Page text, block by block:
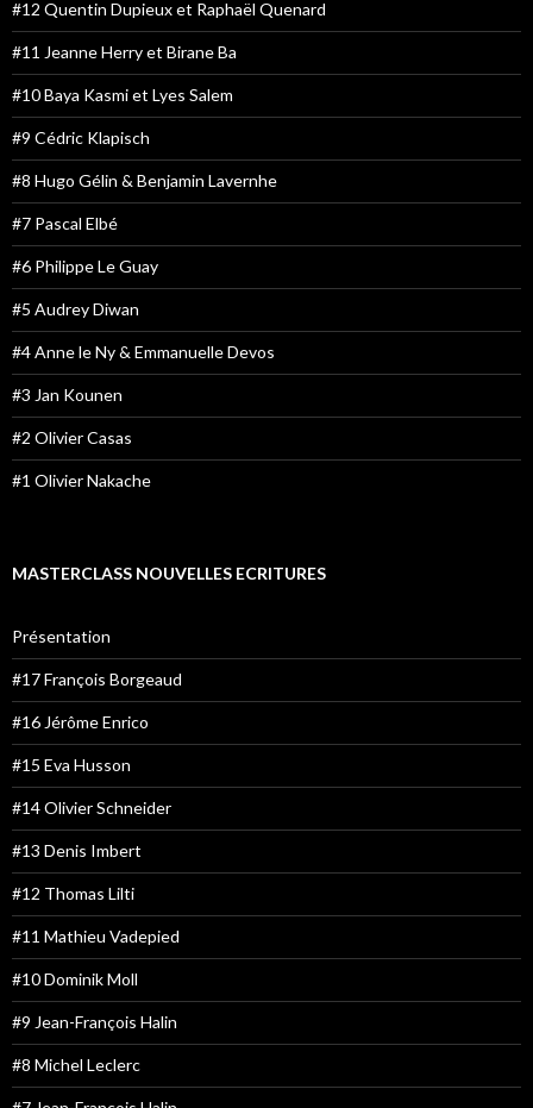
#12 Quentin Dupieux et Raphaël Quenard
#11 Jeanne Herry et Birane Ba
#10 Baya Kasmi et Lyes Salem
#9 Cédric Klapisch
#8 Hugo Gélin & Benjamin Lavernhe
#7 Pascal Elbé
#6 Philippe Le Guay
#5 Audrey Diwan
#4 Anne le Ny & Emmanuelle Devos
#3 Jan Kounen
#2 Olivier Casas
#1 Olivier Nakache
MASTERCLASS NOUVELLES ECRITURES
Présentation
#17 François Borgeaud
#16 Jérôme Enrico
#15 Eva Husson
#14 Olivier Schneider
#13 Denis Imbert
#12 Thomas Lilti
#11 Mathieu Vadepied
#10 Dominik Moll
#9 Jean-François Halin
#8 Michel Leclerc